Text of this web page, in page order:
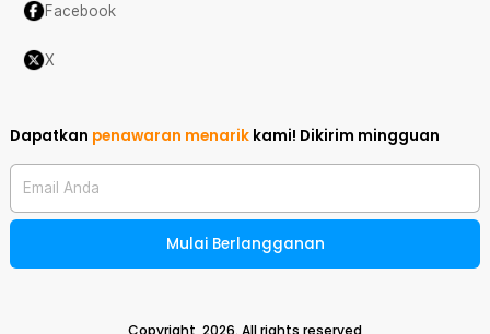
Facebook
X
Dapatkan penawaran menarik kami! Dikirim mingguan
Email Anda
Mulai Berlangganan
Copyright, 2026. All rights reserved